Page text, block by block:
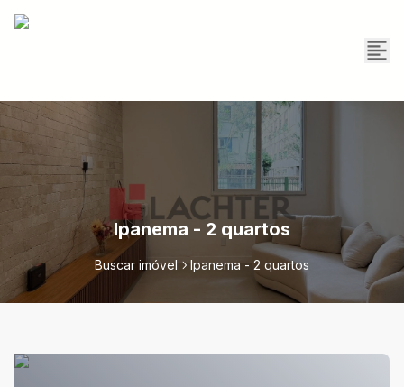
Ipanema - 2 quartos
Buscar imóvel Ipanema - 2 quartos